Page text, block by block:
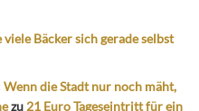
viele Bäcker sich gerade selbst
die Stadt nur noch mäht,
zu 21 Euro Tageseintritt für ein